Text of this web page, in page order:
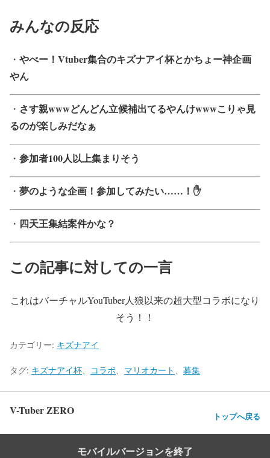
みんなの反応
・ やべー！Vtuber集合のキズナアイ杯とかちょー神企画
やん
・ さす親wwwどんどん立候補出てるやんけwwwこりゃ見
るのが楽しみだなぁ
・ 参加者100人以上集まりそう
・ 夢のような企画！参加してみたい……！✋
・ 四天王集結案件かな？
この記事に対しての一言
これはバーチャルYouTuber人狼以来の超大型コラボになり
そう！！
カテゴリー: キズナアイ
タグ: キズナアイ杯 コラボ マリオカート 募集
V-Tuber ZERO トップへ戻る
モバイルバージョンを終了